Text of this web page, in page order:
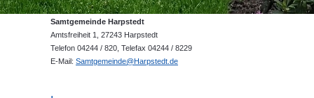
Samtgemeinde Harpstedt
Amtsfreiheit 1, 27243 Harpstedt
Telefon 04244 / 820, Telefax 04244 / 8229
E-Mail: Samtgemeinde@Harpstedt.de